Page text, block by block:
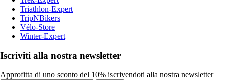
Triathlon-Expert
TripNBikers
Vélo-Store
Winter-Expert
Iscriviti alla nostra newsletter
Approfitta di uno sconto del 10% iscrivendoti alla nostra newsletter